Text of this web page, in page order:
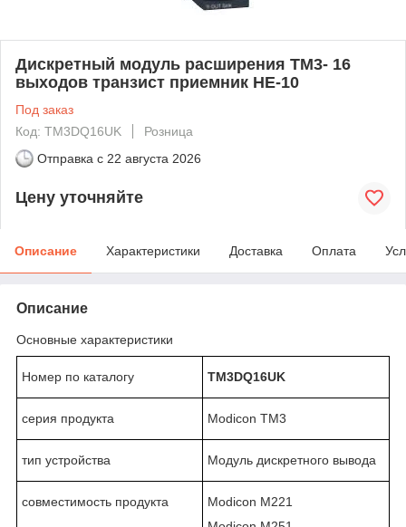
Дискретный модуль расширения ТМ3- 16
выходов транзист приемник НЕ-10
Под заказ
Код: TM3DQ16UK
Розница
Отправка с 22 августа 2026
Цену уточняйте
Описание Характеристики Доставка Оплата
Описание
Основные характеристики
Номер по каталогу TM3DQ16UK
серия продукта Modicon TM3
тип устройства Модуль дискретного вывода
совместимость продукта
Modicon M221